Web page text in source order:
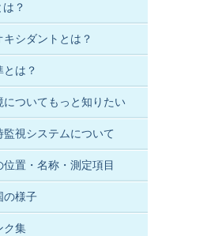
？
キシダントとは？
とは？
についてもっと知りたい
監視システムについて
位置・名称・測定項目
の様子
ク集